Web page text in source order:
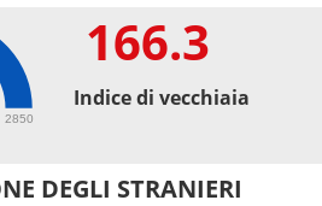
2850
166.3
Indice di vecchiaia
DEGLI STRANIERI